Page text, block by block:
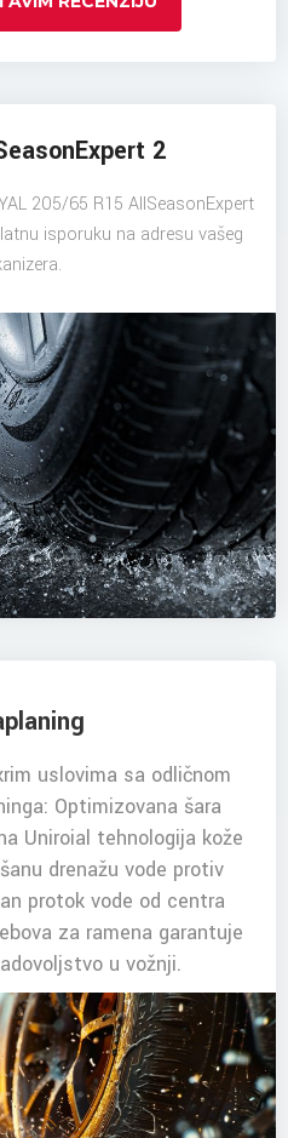
2
205/65 R15 AllSeasonExpert
isporuku na adresu vašeg
uslovima sa odličnom
Optimizovana šara
Uniroial tehnologija kože
drenažu vode protiv
protok vode od centra
za ramena garantuje
u vožnji.